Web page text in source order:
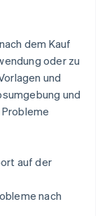
dem Kauf
oder zu
und
und
auf der
nach